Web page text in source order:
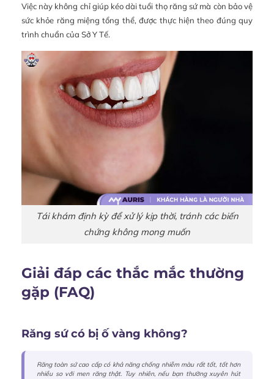
Việc này không chỉ giúp kéo dài tuổi thọ răng sứ mà còn bảo vệ
sức khỏe răng miệng tổng thể, được thực hiện theo đúng quy
trình chuẩn của Sở Y Tế.
Tái khám định kỳ để xử lý kịp thời, tránh các biến
chứng không mong muốn
Giải đáp các thắc mắc thường
gặp (FAQ)
Răng sứ có bị ố vàng không?
Răng toàn sứ cao cấp có khả năng chống nhiễm màu rất tốt, tốt hơn
nhiều so với men răng thật. Tuy nhiên, nếu bạn thường xuyên hút